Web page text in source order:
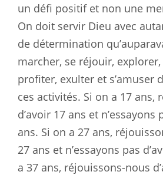
un défi positif et non une
On doit servir Dieu avec
de détermination
marcher, se réjouir,
profiter, exulter et s’amuser
ces activités. Si on a 17 ans,
d’avoir 17 ans et n’essayons
ans. Si on a 27 ans,
27 ans et n’essayons pas
a 37 ans, réjouissons-nous